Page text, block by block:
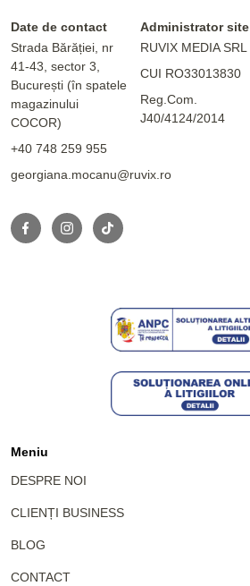
Date de contact
Strada Bărăției, nr
41-43, sector 3,
București (în spatele
magazinului
COCOR)
+40 748 259 955
georgiana.mocanu@ruvix.ro
Administrator site
RUVIX MEDIA SRL
CUI RO33013830
Reg.Com.
J40/4124/2014
Meniu
DESPRE NOI
CLIENȚI BUSINESS
BLOG
CONTACT